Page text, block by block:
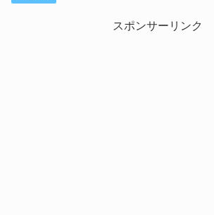
スポンサーリンク